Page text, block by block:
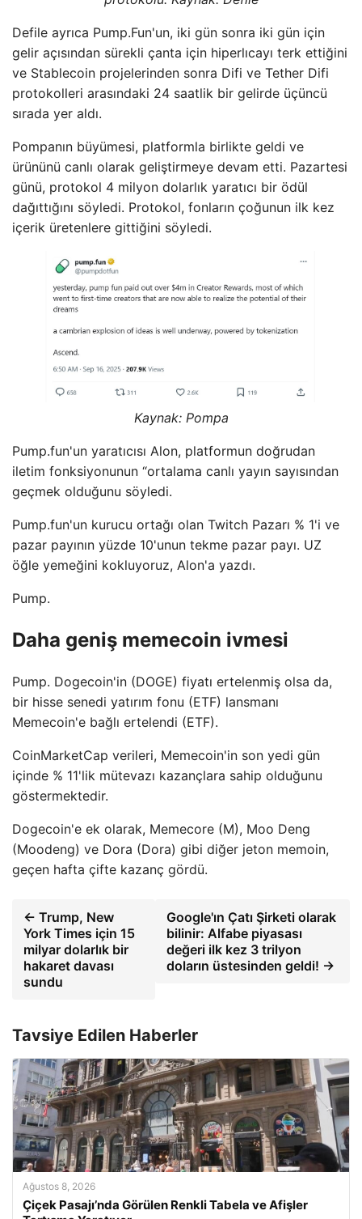
Defile ayrıca Pump.Fun'un, iki gün sonra iki gün için
gelir açısından sürekli çanta için hiperlıcayı terk ettiğini
ve Stablecoin projelerinden sonra Difi ve Tether Difi
protokolleri arasındaki 24 saatlik bir gelirde üçüncü
sırada yer aldı.
Pompanın büyümesi, platformla birlikte geldi ve
ürününü canlı olarak geliştirmeye devam etti. Pazartesi
günü, protokol 4 milyon dolarlık yaratıcı bir ödül
dağıttığını söyledi. Protokol, fonların çoğunun ilk kez
içerik üretenlere gittiğini söyledi.
Kaynak: Pompa
Pump.fun'un yaratıcısı Alon, platformun doğrudan
iletim fonksiyonunun “ortalama canlı yayın sayısından
geçmek olduğunu söyledi.
Pump.fun'un kurucu ortağı olan Twitch Pazarı % 1'i ve
pazar payının yüzde 10'unun tekme pazar payı. UZ
öğle yemeğini kokluyoruz, Alon'a yazdı.
Pump.
Daha geniş memecoin ivmesi
Pump. Dogecoin'in (DOGE) fiyatı ertelenmiş olsa da,
bir hisse senedi yatırım fonu (ETF) lansmanı
Memecoin'e bağlı ertelendi (ETF).
CoinMarketCap verileri, Memecoin'in son yedi gün
içinde % 11'lik mütevazı kazançlara sahip olduğunu
göstermektedir.
Dogecoin'e ek olarak, Memecore (M), Moo Deng
(Moodeng) ve Dora (Dora) gibi diğer jeton memoin,
geçen hafta çifte kazanç gördü.
← Trump, New
York Times için 15
milyar dolarlık bir
hakaret davası
sundu
Google'ın Çatı Şirketi olarak
bilinir: Alfabe piyasası
değeri ilk kez 3 trilyon
doların üstesinden geldi! →
Tavsiye Edilen Haberler
Ağustos 8, 2026
Çiçek Pasajı’nda Görülen Renkli Tabela ve Afişler